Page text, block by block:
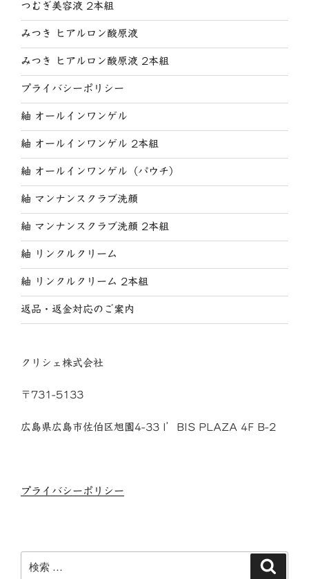
つむぎ美容液 2本組
みつき ヒアルロン酸原液
みつき ヒアルロン酸原液 2本組
プライバシーポリシー
紬 オールインワンゲル
紬 オールインワンゲル 2本組
紬 オールインワンゲル（パウチ）
紬 マンナンスクラブ洗顔
紬 マンナンスクラブ洗顔 2本組
紬 リンクルクリーム
紬 リンクルクリーム 2本組
返品・返金対応のご案内
クリシェ株式会社
〒731-5133
広島県広島市佐伯区旭園4-33 I’BIS PLAZA 4F B-2
プライバシーポリシー
索: